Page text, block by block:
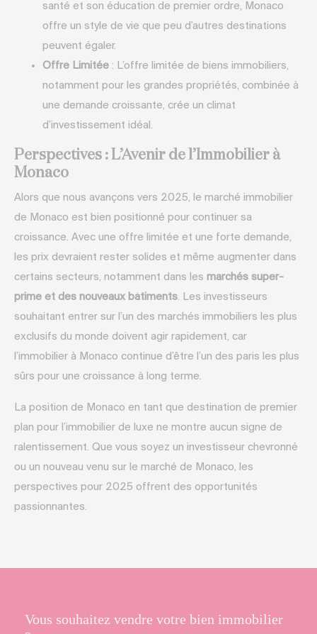
santé et son éducation de premier ordre, Monaco
offre un style de vie que peu d’autres destinations
peuvent égaler.
Offre Limitée : L’offre limitée de biens immobiliers,
notamment pour les grandes propriétés, combinée à
une demande croissante, crée un climat
d’investissement idéal.
Perspectives : L’Avenir de l’Immobilier à
Monaco
Alors que nous avançons vers 2025, le marché immobilier
de Monaco est bien positionné pour continuer sa
croissance. Avec une offre limitée et une forte demande,
les prix devraient rester solides et même augmenter dans
certains secteurs, notamment dans les marchés super-
prime et des nouveaux bâtiments. Les investisseurs
souhaitant entrer sur l’un des marchés immobiliers les plus
exclusifs du monde doivent agir rapidement, car
l’immobilier à Monaco continue d’être l’un des paris les plus
sûrs pour une croissance à long terme.
La position de Monaco en tant que destination de premier
plan pour l’immobilier de luxe ne montre aucun signe de
ralentissement. Que vous soyez un investisseur chevronné
ou un nouveau venu sur le marché de Monaco, les
perspectives pour 2025 offrent des opportunités
passionnantes.
Vous souhaitez vendre votre bien immobilier